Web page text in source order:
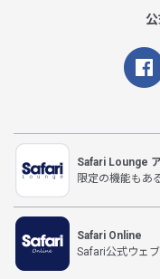
Safari Lounge
限定の機能もあ
Safari Online
Safari公式ウェ